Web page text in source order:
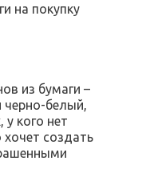
на покупку
из бумаги –
белый,
кого нет
хочет создать